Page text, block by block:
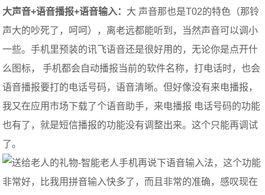
大声音+语音播报+语音输入： 大 声音那也是T02的特色（那铃
声大的吵死了，呵呵），离老远都能听到，当然声音可以调小
一些。手机里预装的讯飞语音还是很好用的，无论你是点开什
么图标， 手机都会自动播报当前的软件名称，打电话时，也会
语音播报要打的电话号码，语音清晰。但好像没有来电播报，
我又在应用市场下载了个语音助手，来电播报 电话号码的功能
也有了，就是短信播报的功能没有调整出来。这个只能再调试
了。
再说下语音输入法，这个功能
非常好，比我用拼音输入快多了，而且非常的准确，感叹现在